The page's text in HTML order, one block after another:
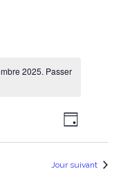
2025. Passer
PAR
Jour
Jour suivant